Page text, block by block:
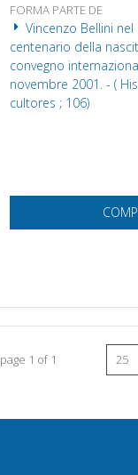
FORMA PARTE DE
Vincenzo Bellini
centenario della
convegno
novembre 2001. - (
cultores ; 106)
page 1 of 1